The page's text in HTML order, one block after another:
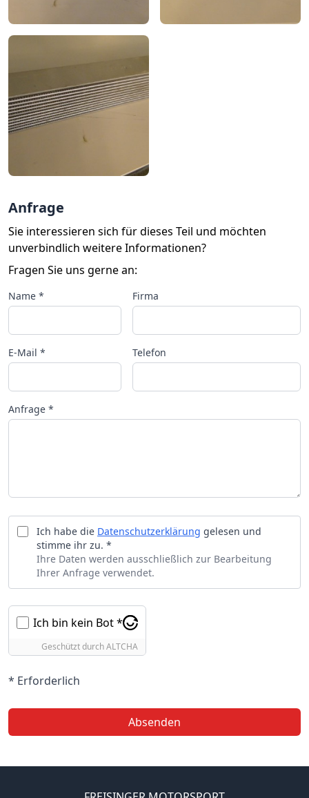
Anfrage
Sie interessieren sich für dieses Teil und möchten
unverbindlich weitere Informationen?
Fragen Sie uns gerne an:
Name * Firma
E-Mail * Telefon
Anfrage *
Ich habe die Datenschutzerklärung gelesen und
stimme ihr zu. *
Ihre Daten werden ausschließlich zur Bearbeitung
Ihrer Anfrage verwendet.
Ich bin kein Bot *
Geschützt durchALTCHA
* Erforderlich
Absenden